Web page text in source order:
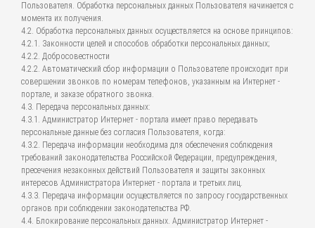
Пользователя. Обработка персональных данных Пользователя начинается с
момента их получения.
4.2. Обработка персональных данных осуществляется на основе принципов:
4.2.1. Законности целей и способов обработки персональных данных;
4.2.2. Добросовестности
4.2.2. Автоматический сбор информации о Пользователе происходит при
совершении звонков по номерам телефонов, указанным на Интернет -
портале, и заказе обратного звонка.
4.3. Передача персональных данных:
4.3.1. Администратор Интернет - портала имеет право передавать
персональные данные без согласия Пользователя, когда:
4.3.2. Передача информации необходима для обеспечения соблюдения
требований законодательства Российской Федерации, предупреждения,
пресечения незаконных действий Пользователя и защиты законных
интересов Администратора Интернет - портала и третьих лиц.
4.3.3. Передача информации осуществляется по запросу государственных
органов при соблюдении законодательства РФ.
4.4. Блокирование персональных данных. Администратор Интернет -